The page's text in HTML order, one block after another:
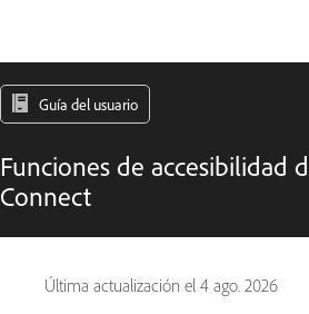
Guía del usuario
Funciones de accesibilidad
Connect
Última actualización el 4 ago. 2026